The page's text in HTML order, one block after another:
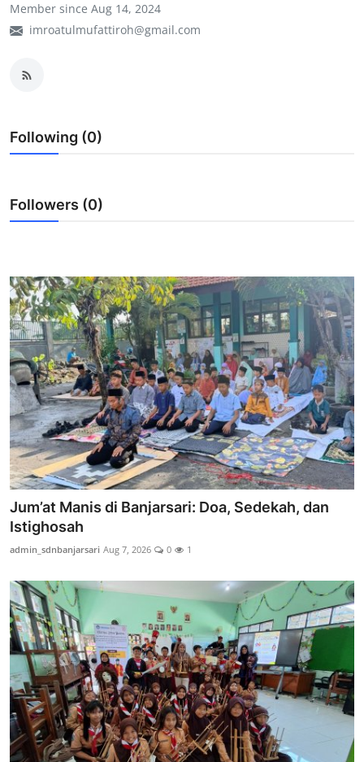
Lainnya
Member since Aug 14, 2024
imroatulmufattiroh@gmail.com
Following (0)
Followers (0)
Jum’at Manis di Banjarsari: Doa, Sedekah, dan
Istighosah
admin_sdnbanjarsari Aug 7, 2026 0 1